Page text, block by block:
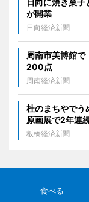
日向に焼き菓
が開業
日向経済新聞
周南市美博館
200点
周南経済新聞
杜のまちやで
原画展で2年連
板橋経済新聞
食べる